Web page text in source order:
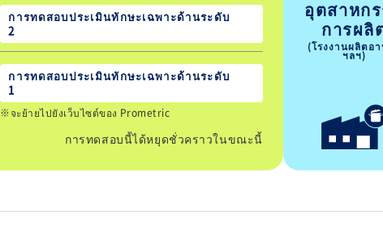
การทดสอบประเมินทักษะเฉพาะด้านระดับ
2
การทดสอบประเมินทักษะเฉพาะด้านระดับ
1
※จะย้ายไปยังเว็บไซต์ของ Prometric
การทดสอบนี้ได้หยุดชั่วคราวในขณะนี้
อุตสาหก
การผลิ
(โรงงานผลิตอ
ฯลฯ)